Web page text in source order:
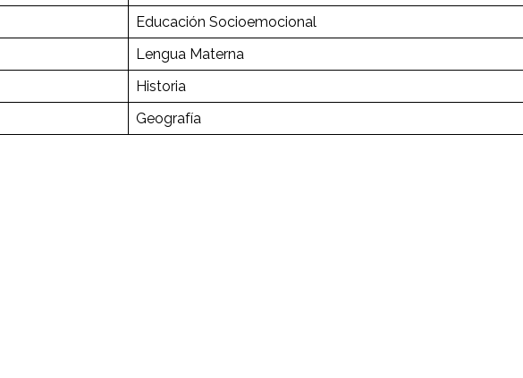
Educación Socioemocional
Lengua Materna
Historia
Geografía